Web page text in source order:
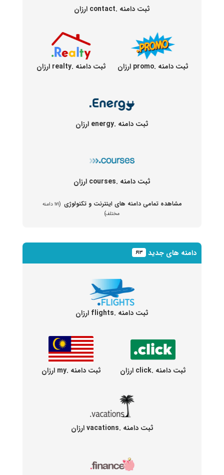
ثبت دامنه .contact ارزان
ثبت دامنه .promo ارزان ثبت دامنه .realty ارزان
ثبت دامنه .energy ارزان
ثبت دامنه .courses ارزان
مشاهده تمامی دامنه های اینترنت و تکنولوژی
(۱۷۱ دامنه
مختلف)
دامنه های جدید ۶۱۳
ثبت دامنه .flights ارزان
ثبت دامنه .click ارزان ثبت دامنه .my ارزان
ثبت دامنه .vacations ارزان